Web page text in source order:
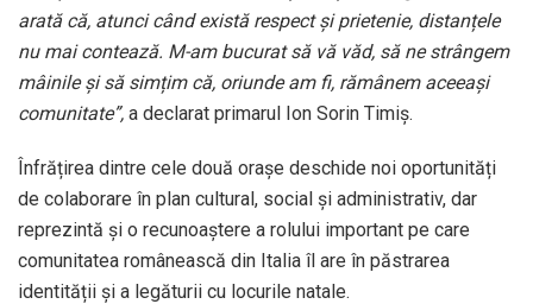
arată că, atunci când există respect și prietenie, distanțele
nu mai contează. M-am bucurat să vă văd, să ne strângem
mâinile și să simțim că, oriunde am fi, rămânem aceeași
comunitate”, a declarat primarul Ion Sorin Timiș.
Înfrățirea dintre cele două orașe deschide noi oportunități
de colaborare în plan cultural, social și administrativ, dar
reprezintă și o recunoaștere a rolului important pe care
comunitatea românească din Italia îl are în păstrarea
identității și a legăturii cu locurile natale.